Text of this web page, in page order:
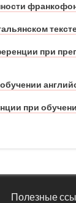
при
при
Полезные